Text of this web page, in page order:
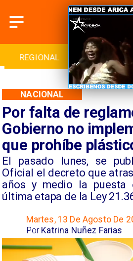
INTERNACIONAL DEPORTES
Por falta de
Gobierno no
que prohíbe
El pasado lunes, se
Oficial el decreto que
años y medio la puesta
última etapa de la Ley
NACIONAL
Martes, 13 De Agosto De
Katrina Nuñez Farias
Por